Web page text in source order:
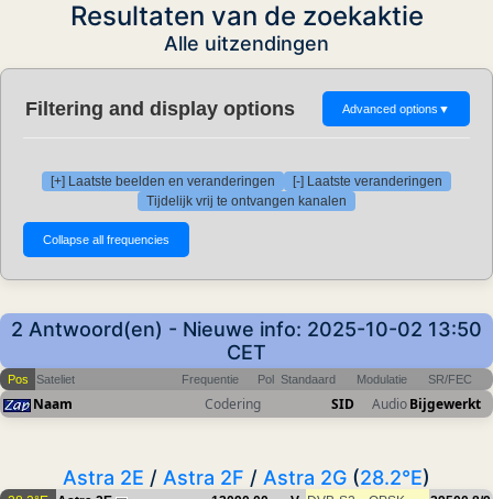
Resultaten van de zoekaktie
Alle uitzendingen
Filtering and display options Advanced options ▼
[+] Laatste beelden en veranderingen
[-] Laatste veranderingen
Tijdelijk vrij te ontvangen kanalen
2 Antwoord(en) - Nieuwe info: 2025-10-02 13:50
CET
Pos Sateliet Frequentie Pol Standaard Modulatie SR/FEC
Naam Codering SID AudioBijgewerkt
Astra 2E / Astra 2F / Astra 2G (28.2°E)